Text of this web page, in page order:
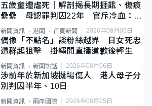
五歲童遭虐死｜解剖揭長期捱餓、傷痕
纍纍 母認罪判囚22年 官斥冷血：同
類案最惡劣
新聞資訊 港聞 首頁新聞 2026年08月05日
偶像「不點名」談粉絲越界 日女死忠
遭群起狙擊 掛繩開直播道歉後輕生
新聞資訊 新聞熱話 2026年08月06日
涉前年於新加坡機場傷人 港人母子分
別判囚半年、10日
新聞資訊 兩岸國際 2026年08月05日